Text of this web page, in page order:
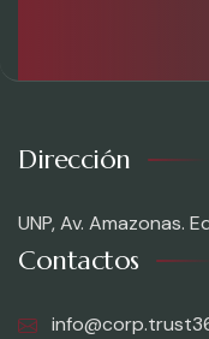
Dirección
UNP, Av. Amazonas.
Contactos